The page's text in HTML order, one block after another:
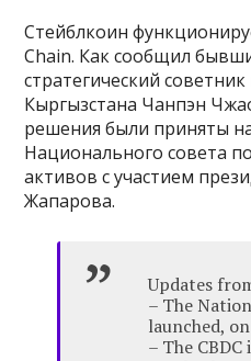
Стейблкоин
Chain. Как сообщил
стратегический
Кыргызстана Чанпэн
решения были приняты
Национального совета
активов с участием
Жапарова.
Updates
– The
launched,
– The